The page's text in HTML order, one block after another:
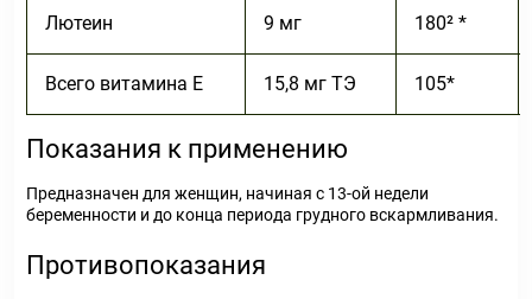
Лютеин 9 мг 180² *
Всего витамина Е 15,8 мг ТЭ 105*
Показания к применению
Предназначен для женщин, начиная с 13-ой недели
беременности и до конца периода грудного вскармливания.
Противопоказания